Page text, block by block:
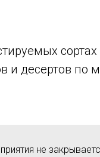
сортах
и десертов по
не